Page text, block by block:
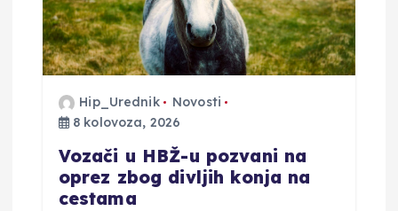
Hip_Urednik
Novosti
8 kolovoza, 2026
Vozači u HBŽ-u pozvani na
oprez zbog divljih konja na
cestama